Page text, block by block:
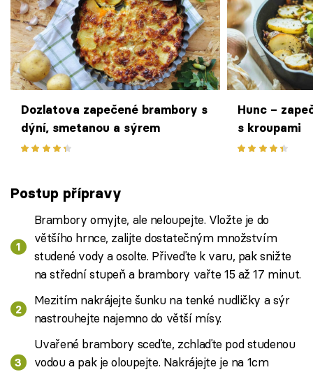
Dozlatova zapečené brambory s
dýní, smetanou a sýrem
Hunc –
s kroupami
Postup přípravy
Brambory omyjte, ale neloupejte. Vložte je do
většího hrnce, zalijte dostatečným množstvím
studené vody a osolte. Přiveďte k varu, pak snižte
na střední stupeň a brambory vařte 15 až 17 minut.
Mezitím nakrájejte šunku na tenké nudličky a sýr
nastrouhejte najemno do větší mísy.
Uvařené brambory sceďte, zchlaďte pod studenou
vodou a pak je oloupejte. Nakrájejte je na 1cm